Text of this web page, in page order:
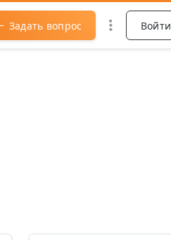
Задать вопрос Войти